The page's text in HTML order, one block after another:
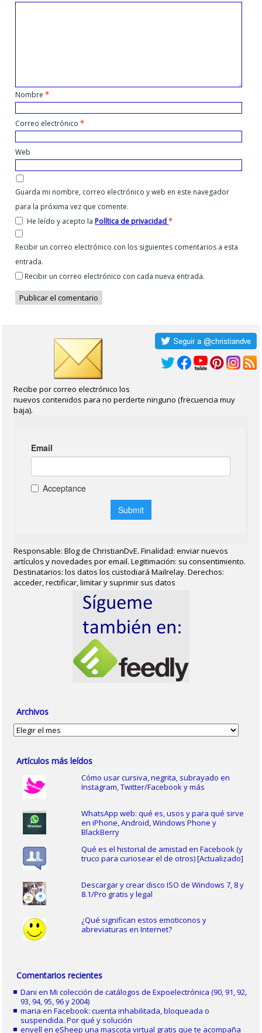
Nombre*
Correo electrónico*
Web
Guarda mi nombre, correo electrónico y web en este navegador
para la próxima vez que comente.
He leído y acepto laPolítica de privacidad*
Recibir un correo electrónico con los siguientes comentarios a esta
entrada.
Recibir un correo electrónico con cada nueva entrada.
Recibe por correo electrónico los
nuevos contenidos para no perderte ninguno (frecuencia muy
baja).
Responsable: Blog de ChristianDvE. Finalidad: enviar nuevos
artículos y novedades por email. Legitimación: su consentimiento.
Destinatarios: los datos los custodiará Mailrelay. Derechos:
acceder, rectificar, limitar y suprimir sus datos
Archivos
Archivos
Artículos más leídos
Cómo usar cursiva, negrita, subrayado en
Instagram, Twitter/Facebook y más
WhatsApp web: qué es, usos y para qué sirve
en iPhone, Android, Windows Phone y
BlackBerry
Qué es el historial de amistad en Facebook (y
truco para curiosear el de otros) [Actualizado]
Descargar y crear disco ISO de Windows 7, 8 y
8.1/Pro gratis y legal
¿Qué significan estos emoticonos y
abreviaturas en Internet?
Comentarios recientes
Dani enMi colección de catálogos de Expoelectrónica (90, 91, 92,
93, 94, 95, 96 y 2004)
maria enFacebook: cuenta inhabilitada, bloqueada o
suspendida. Por qué y solución
enyell eneSheep una mascota virtual gratis que te acompaña